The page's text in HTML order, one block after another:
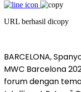
URL berhasil dicopy
BARCELONA,
MWC Barcelona
forum dengan